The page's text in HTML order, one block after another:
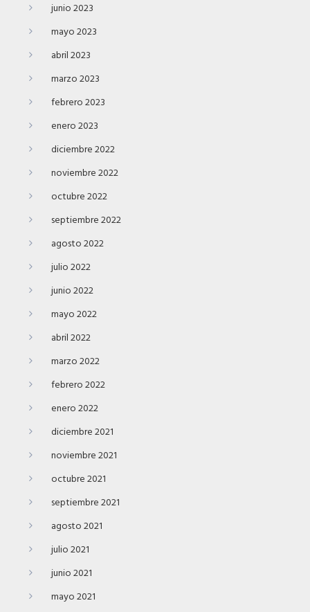
junio 2023
mayo 2023
abril 2023
marzo 2023
febrero 2023
enero 2023
diciembre 2022
noviembre 2022
octubre 2022
septiembre 2022
agosto 2022
julio 2022
junio 2022
mayo 2022
abril 2022
marzo 2022
febrero 2022
enero 2022
diciembre 2021
noviembre 2021
octubre 2021
septiembre 2021
agosto 2021
julio 2021
junio 2021
mayo 2021